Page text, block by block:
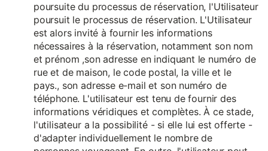
poursuite du processus de réservation, l'Utilisateur
poursuit le processus de réservation. L'Utilisateur
est alors invité à fournir les informations
nécessaires à la réservation, notamment son nom
et prénom ,son adresse en indiquant le numéro de
rue et de maison, le code postal, la ville et le
pays., son adresse e-mail et son numéro de
téléphone. L'utilisateur est tenu de fournir des
informations véridiques et complètes. À ce stade,
l'utilisateur a la possibilité - si elle lui est offerte -
d'adapter individuellement le nombre de